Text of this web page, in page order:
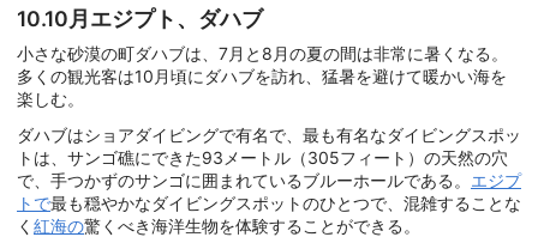
10.10月エジプト、ダハブ
小さな砂漠の町ダハブは、7月と8月の夏の間は非常に暑くなる。
多くの観光客は10月頃にダハブを訪れ、猛暑を避けて暖かい海を
楽しむ。
ダハブはショアダイビングで有名で、最も有名なダイビングスポッ
トは、サンゴ礁にできた93メートル（305フィート）の天然の穴
で、手つかずのサンゴに囲まれているブルーホールである。 エジプ
トで最も穏やかなダイビングスポットのひとつで、混雑することな
く 紅海の驚くべき海洋生物を体験することができる。